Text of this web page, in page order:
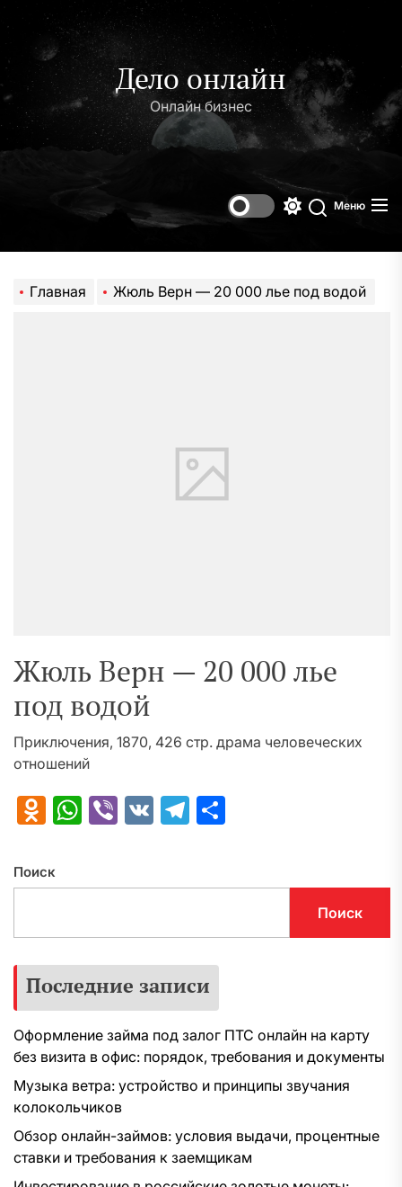
содержимому
Дело онлайн
Онлайн бизнес
Поиск
Меню
Главная Жюль Верн — 20 000 лье под водой
Жюль Верн — 20 000 лье
под водой
Приключения, 1870, 426 стр. драма человеческих
отношений
Odnoklassniki
WhatsApp
Viber
VK Telegram
Поиск
Поиск
Последние записи
Оформление займа под залог ПТС онлайн на карту
без визита в офис: порядок, требования и документы
Музыка ветра: устройство и принципы звучания
колокольчиков
Обзор онлайн-займов: условия выдачи, процентные
ставки и требования к заемщикам